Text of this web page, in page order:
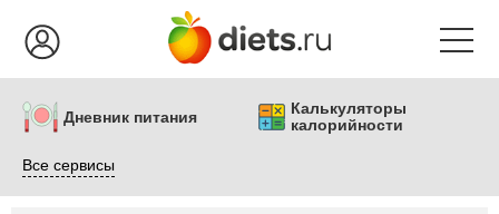
Дневник питания
Калькуляторы
калорийности
Все сервисы